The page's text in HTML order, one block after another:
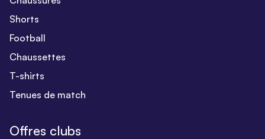
Shorts
Football
Chaussettes
T-shirts
Tenues de match
Offres clubs